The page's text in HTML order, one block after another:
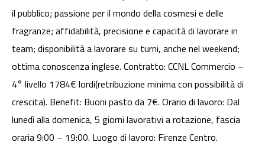
il pubblico; passione per il mondo della cosmesi e delle
fragranze; affidabilità, precisione e capacità di lavorare in
team; disponibilità a lavorare su turni, anche nel weekend;
ottima conoscenza inglese. Contratto: CCNL Commercio –
4° livello 1784€ lordi(retribuzione minima con possibilità di
crescita). Benefit: Buoni pasto da 7€. Orario di lavoro: Dal
lunedì alla domenica, 5 giorni lavorativi a rotazione, fascia
oraria 9:00 – 19:00. Luogo di lavoro: Firenze Centro.